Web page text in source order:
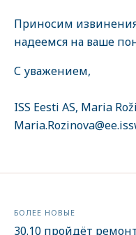
Приносим
надеемся на ваше
С уважением,
ISS Eesti AS, Maria
БОЛЕЕ НОВЫЕ
30.10 пройдёт